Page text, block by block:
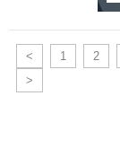
< 1 2
>